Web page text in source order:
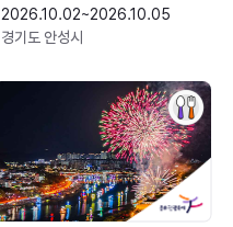
2026.10.02~2026.10.05
경기도 안성시